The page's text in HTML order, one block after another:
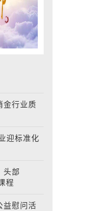
金行业质
迎标准化
头部
程
益慰问活